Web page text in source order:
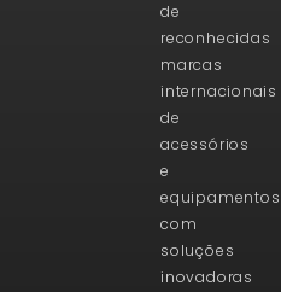
de
reconhecidas
marcas
internacionais
de
acessórios
e
equipamentos
com
soluções
inovadoras